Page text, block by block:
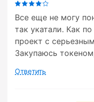
Все еще не могу
так укатали. Как
проект с
Закупаюсь
Ответить